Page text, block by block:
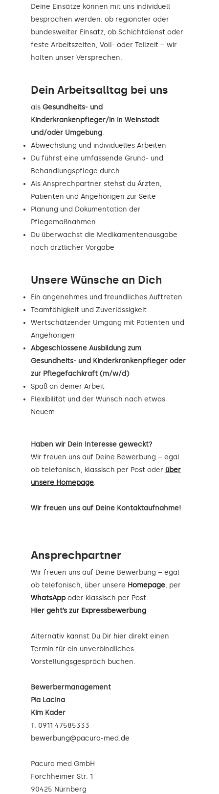
Deine Einsätze können mit uns individuell
besprochen werden: ob regionaler oder
bundesweiter Einsatz, ob Schichtdienst oder
feste Arbeitszeiten, Voll- oder Teilzeit – wir
halten unser Versprechen.
Dein Arbeitsalltag bei uns
als Gesundheits- und
Kinderkrankenpfleger/in in Weinstadt
und/oder Umgebung.
Abwechslung und individuelles Arbeiten
Du führst eine umfassende Grund- und
Behandlungspflege durch
Als Ansprechpartner stehst du Ärzten,
Patienten und Angehörigen zur Seite
Planung und Dokumentation der
Pflegemaßnahmen
Du überwachst die Medikamentenausgabe
nach ärztlicher Vorgabe
Unsere Wünsche an Dich
Ein angenehmes und freundliches Auftreten
Teamfähigkeit und Zuverlässigkeit
Wertschätzender Umgang mit Patienten und
Angehörigen
Abgeschlossene Ausbildung zum
Gesundheits- und Kinderkrankenpfleger oder
zur Pflegefachkraft (m/w/d)
Spaß an deiner Arbeit
Flexibilität und der Wunsch nach etwas
Neuem
Haben wir Dein Interesse geweckt?
Wir freuen uns auf Deine Bewerbung – egal
ob telefonisch, klassisch per Post oder über
unsere Homepage.
Wir freuen uns auf Deine Kontaktaufnahme!
Ansprechpartner
Wir freuen uns auf Deine Bewerbung – egal
ob telefonisch, über unsere Homepage, per
WhatsApp oder klassisch per Post.
Hier geht’s zur Expressbewerbung
Alternativ kannst Du Dir hier direkt einen
Termin für ein unverbindliches
Vorstellungsgespräch buchen.
Bewerbermanagement
Pia Lacina
Kim Kader
T: 0911 47585333
bewerbung@pacura-med.de
Pacura med GmbH
Forchheimer Str. 1
90425 Nürnberg